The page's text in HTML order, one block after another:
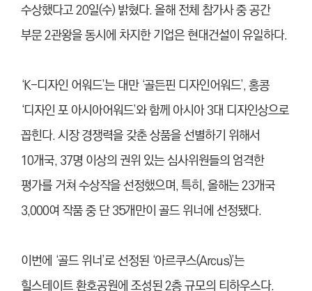
수상했다고 20일(수) 밝혔다. 올해 전체 참가사 중 공간
부문 2관왕을 동시에 차지한 기업은 현대건설이 유일하다.
‘K-디자인 어워드’는 대만 ‘골든핀 디자인어워드’, 홍콩
‘디자인 포 아시아어워드’와 함께 아시아 3대 디자인상으로
꼽힌다. 시장 경쟁력을 갖춘 상품을 선별하기 위해서
10개국, 37명 이상의 권위 있는 심사위원들의 엄격한
평가를 거쳐 수상작을 선정했으며, 특히, 올해는 23개국
3,000여 작품 중 단 35개만이 골드 위너에 선정됐다.
이번에 ‘골드 위너’로 선정된 ‘아르쿠스(Arcus)’는
힐스테이트 환호공원에 조성된 2층 규모의 티하우스다.